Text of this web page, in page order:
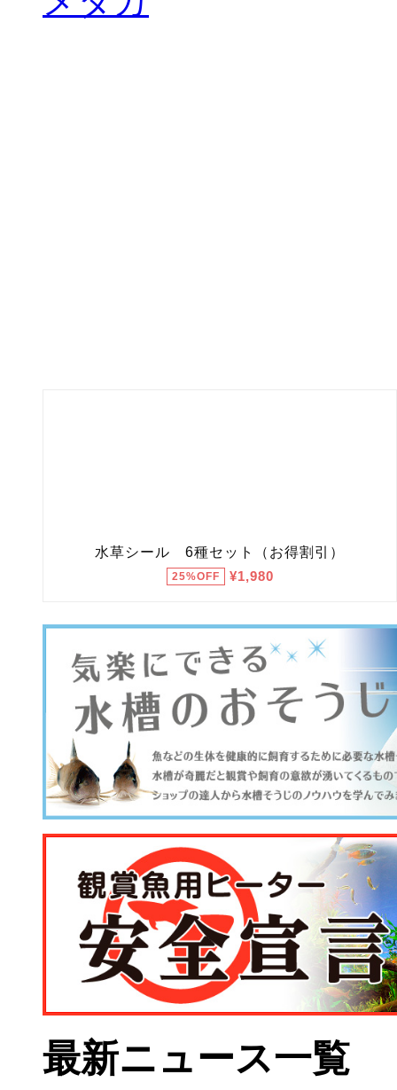
最新ニュース一覧